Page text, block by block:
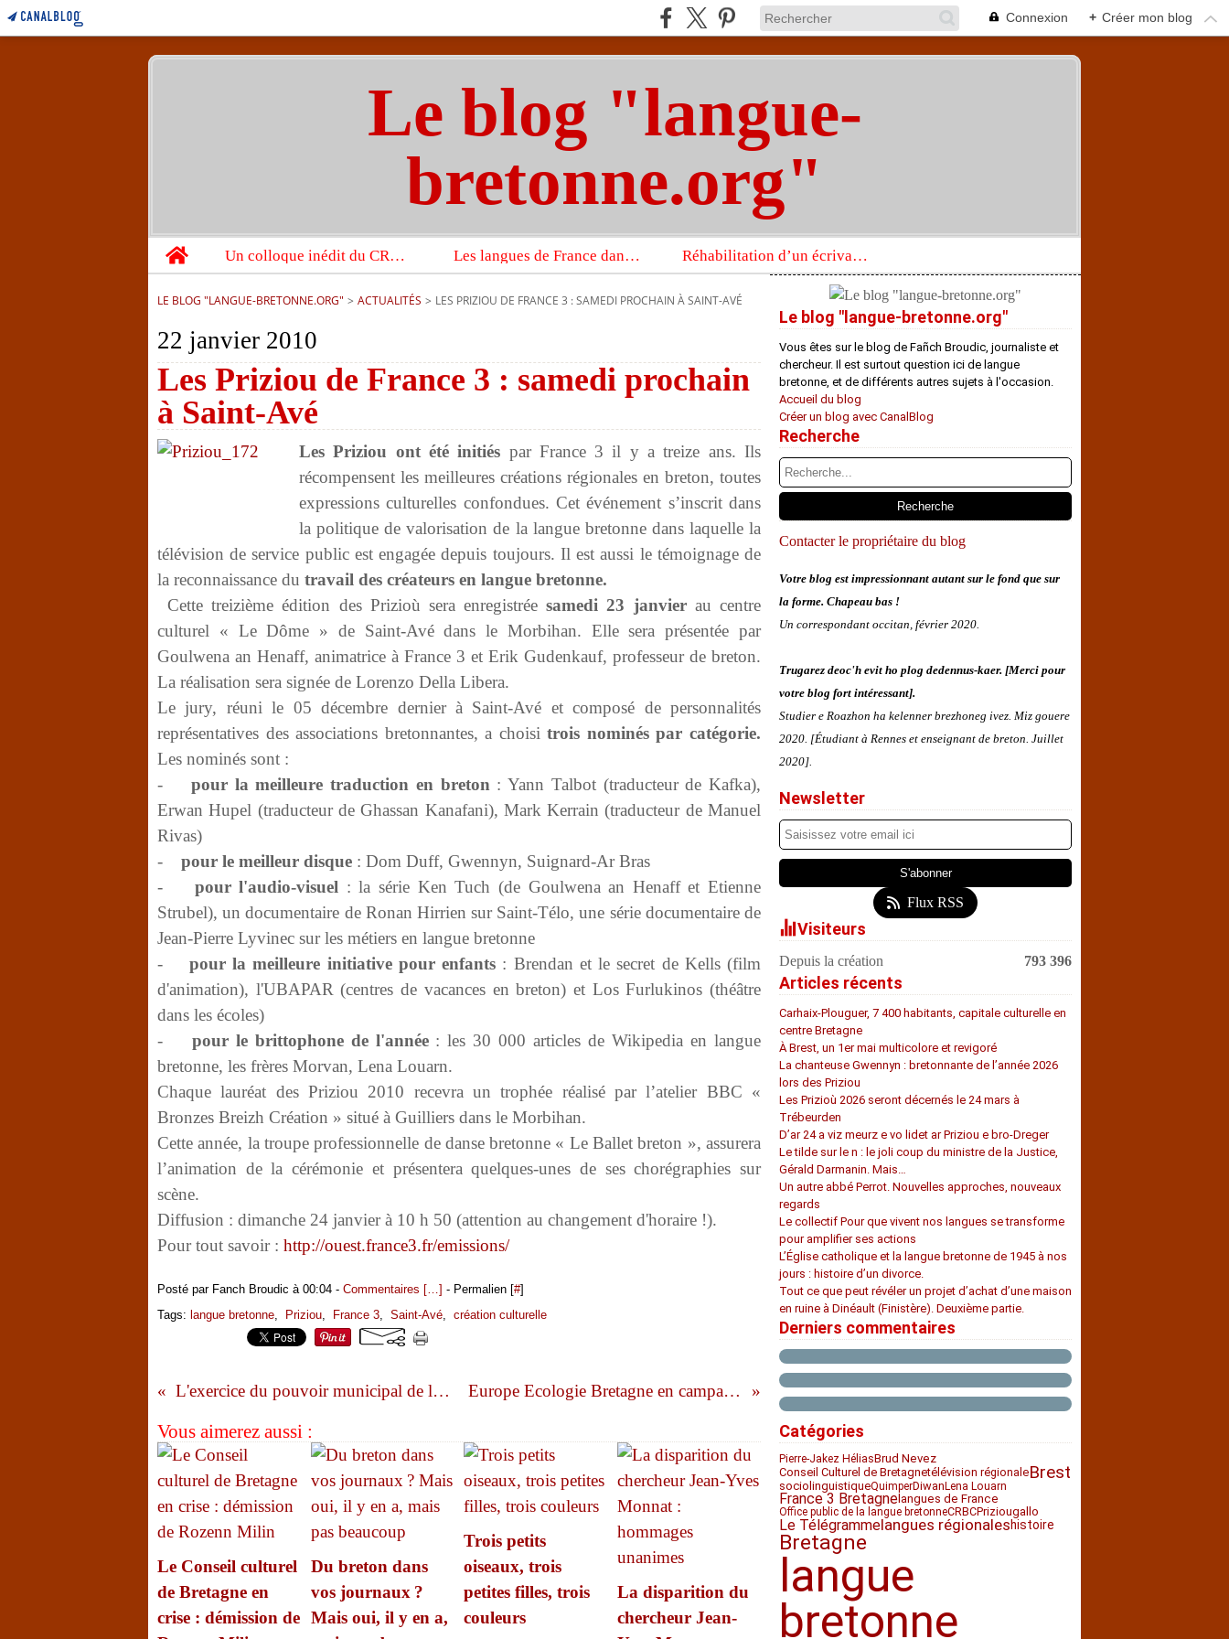
Connexion + Créer mon blog
Le blog "langue-
bretonne.org"
Home
Un colloque inédit du CRBC sur les victimes de l’année 1944 Les langues de France dans un imposant ouvrage sur la langue française que publient les Presses universitaires d’Oxford Réhabilitation d’un écrivain de langue bretonne aujourd’hui mal connu et méconnu
LE BLOG "LANGUE-BRETONNE.ORG" > ACTUALITÉS > LES PRIZIOU DE FRANCE 3 : SAMEDI PROCHAIN À SAINT-AVÉ
22 janvier 2010
Les Priziou de France 3 : samedi prochain
à Saint-Avé
Les Priziou ont été initiés par France 3 il y a treize ans. Ils
récompensent les meilleures créations régionales en breton, toutes
expressions culturelles confondues. Cet événement s’inscrit dans
la politique de valorisation de la langue bretonne dans laquelle la
télévision de service public est engagée depuis toujours. Il est aussi le témoignage de
la reconnaissance du travail des créateurs en langue bretonne.
Cette treizième édition des Prizioù sera enregistréesamedi 23 janvierau centre
culturel « Le Dôme » de Saint-Avé dans le Morbihan. Elle sera présentée par
Goulwena an Henaff, animatrice à France 3 et Erik Gudenkauf, professeur de breton.
La réalisation sera signée de Lorenzo Della Libera.
Le jury, réuni le 05 décembre dernier à Saint-Avé et composé de personnalités
représentatives des associations bretonnantes, a choisitrois nominés par catégorie.
Les nominés sont :
- pour la meilleure traduction en breton : Yann Talbot (traducteur de Kafka),
Erwan Hupel (traducteur de Ghassan Kanafani), Mark Kerrain (traducteur de Manuel
Rivas)
- pour le meilleur disque : Dom Duff, Gwennyn, Suignard-Ar Bras
- pour l'audio-visuel : la série Ken Tuch (de Goulwena an Henaff et Etienne
Strubel), un documentaire de Ronan Hirrien sur Saint-Télo, une série documentaire de
Jean-Pierre Lyvinec sur les métiers en langue bretonne
- pour la meilleure initiative pour enfants : Brendan et le secret de Kells (film
d'animation), l'UBAPAR (centres de vacances en breton) et Los Furlukinos (théâtre
dans les écoles)
- pour le brittophone de l'année : les 30 000 articles de Wikipedia en langue
bretonne, les frères Morvan, Lena Louarn.
Chaque lauréat des Priziou 2010 recevra un trophée réalisé par l’atelier BBC «
Bronzes Breizh Création » situé à Guilliers dans le Morbihan.
Cette année, la troupe professionnelle de danse bretonne « Le Ballet breton », assurera
l’animation de la cérémonie et présentera quelques-unes de ses chorégraphies sur
scène.
Diffusion : dimanche 24 janvier à 10 h 50 (attention au changement d'horaire !).
Pour tout savoir : http://ouest.france3.fr/emissions/
Posté par Fanch Broudic à 00:04 - Commentaires […] - Permalien [#]
Tags: langue bretonne, Priziou, France 3, Saint-Avé, création culturelle
L'exercice du pouvoir municipal de la fin du Moyen Âge à 1789 Europe Ecologie Bretagne en campagne pour la langue bretonne
Vous aimerez aussi :
Le Conseil culturel
de Bretagne en
crise : démission de
Du breton dans
vos journaux ?
Mais oui, il y en a,
Trois petits
oiseaux, trois
petites filles, trois
couleurs
La disparition du
chercheur Jean-
Le blog "langue-bretonne.org"
Vous êtes sur le blog de Fañch Broudic, journaliste et
chercheur. Il est surtout question ici de langue
bretonne, et de différents autres sujets à l'occasion.
Accueil du blog
Créer un blog avec CanalBlog
Recherche
Contacter le propriétaire du blog
Votre blog est impressionnant autant sur le fond que sur
la forme. Chapeau bas !
Un correspondant occitan, février 2020.
Trugarez deoc'h evit ho plog dedennus-kaer. [Merci pour
votre blog fort intéressant].
Studier e Roazhon ha kelenner brezhoneg ivez. Miz gouere
2020. [Étudiant à Rennes et enseignant de breton. Juillet
2020].
Newsletter
Flux RSS
Visiteurs
Depuis la création 793 396
Articles récents
Carhaix-Plouguer, 7 400 habitants, capitale culturelle en
centre Bretagne
À Brest, un 1er mai multicolore et revigoré
La chanteuse Gwennyn : bretonnante de l’année 2026
lors des Priziou
Les Prizioù 2026 seront décernés le 24 mars à
Trébeurden
D’ar 24 a viz meurz e vo lidet ar Priziou e bro-Dreger
Le tilde sur le n : le joli coup du ministre de la Justice,
Gérald Darmanin. Mais…
Un autre abbé Perrot. Nouvelles approches, nouveaux
regards
Le collectif Pour que vivent nos langues se transforme
pour amplifier ses actions
L’Église catholique et la langue bretonne de 1945 à nos
jours : histoire d’un divorce.
Tout ce que peut révéler un projet d’achat d’une maison
en ruine à Dinéault (Finistère). Deuxième partie.
Derniers commentaires
Catégories
Pierre-Jakez HéliasBrud Nevez
Conseil Culturel de Bretagnetélévision régionaleBrest
sociolinguistiqueQuimperDiwan Lena Louarn
France 3 Bretagne langues de France
Office public de la langue bretonneCRBCPriziougallo
Le Télégrammelangues régionaleshistoire
Bretagne
langue
bretonne